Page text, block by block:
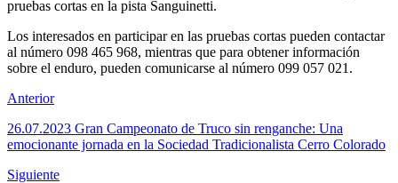
pruebas cortas en la pista Sanguinetti.
Los interesados en participar en las pruebas cortas pueden contactar
al número 098 465 968, mientras que para obtener información
sobre el enduro, pueden comunicarse al número 099 057 021.
Anterior
26.07.2023 Gran Campeonato de Truco sin renganche: Una
emocionante jornada en la Sociedad Tradicionalista Cerro Colorado
Siguiente